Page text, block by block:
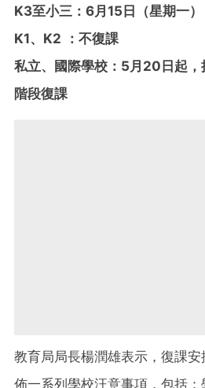
K3至小三：6月15日（星期一）
K1、K2 ：不復課
私立、國際學校：5月20日起，
階段復課
教育局局長楊潤雄表示，復課
佈一系列學校汪意事項，包括